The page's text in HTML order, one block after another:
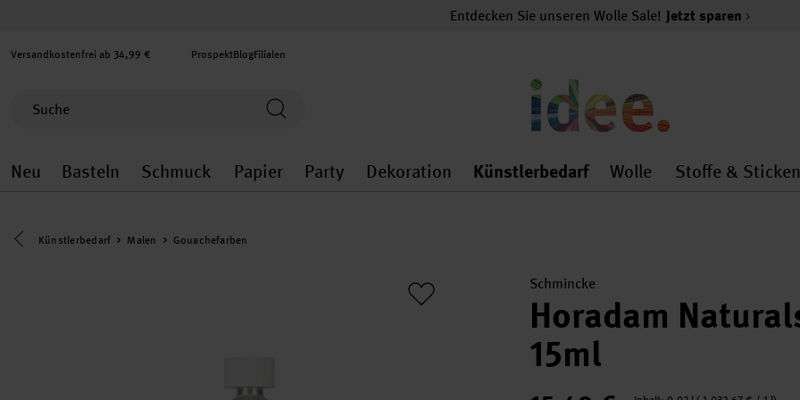
Entdecken Sie unseren Wolle Sale! Jetzt sparen
Versandkostenfrei ab 34,99 € ProspektBlogFilialen
Neu
Neu general.openMenu
Basteln
Basteln general.openMenu
Schmuck
Schmuck general.openMenu
Papier
Papier general.openMenu
Party
Party general.openMenu
Dekoration
Dekoration general.openMenu
Künstlerbedarf
Künstlerbedarf
Wolle
Wolle
Stoffe & Sticken
Eine Kategorie zurück navigieren
Künstlerbedarf Malen Gouachefarben
Schmincke
Horadam
15ml